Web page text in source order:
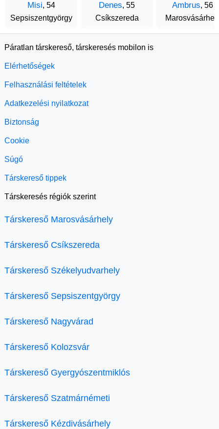
Misi, 54
Sepsiszentgyörgy
Denes, 55
Csíkszereda
Ambrus, 56
Páratlan társkereső, társkeresés mobilon is
Elérhetőségek
Felhasználási feltételek
Adatkezelési nyilatkozat
Biztonság
Cookie
Súgó
Társkereső tippek
Társkeresés régiók szerint
Társkereső Marosvásárhely
Társkereső Csíkszereda
Társkereső Székelyudvarhely
Társkereső Sepsiszentgyörgy
Társkereső Nagyvárad
Társkereső Kolozsvár
Társkereső Gyergyószentmiklós
Társkereső Szatmárnémeti
Társkereső Kézdivásárhely